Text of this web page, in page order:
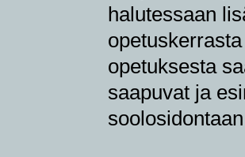
halutessaan
opetuksesta
saapuvat ja